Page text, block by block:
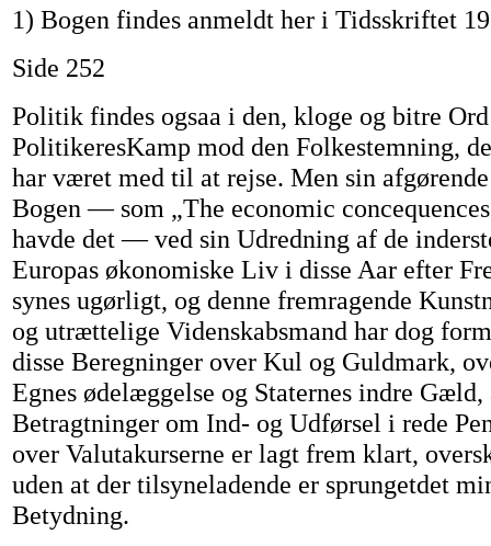
1) Bogen findes anmeldt her i Tidsskriftet
Side 252
Politik findes ogsaa i den, kloge og bitre
PolitikeresKamp mod den Folkestemning,
har været med til at rejse. Men sin
Bogen — som „The economic
havde det — ved sin Udredning af de
Europas økonomiske Liv i disse Aar efter
synes ugørligt, og denne fremragende
og utrættelige Videnskabsmand har dog
disse Beregninger over Kul og Guldmark,
Egnes ødelæggelse og Staternes indre Gæld,
Betragtninger om Ind- og Udførsel i rede
over Valutakurserne er lagt frem klart,
uden at der tilsyneladende er sprungetdet
Betydning.